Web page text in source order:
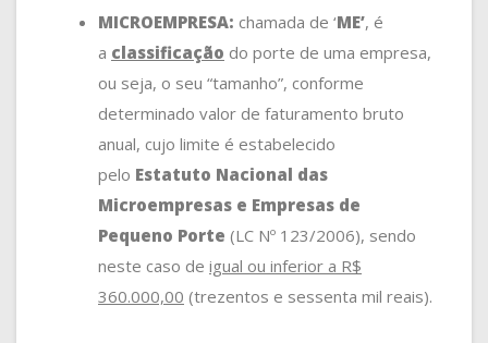
MICROEMPRESA: chamada de ‘ME’, é
a classificação do porte de uma empresa,
ou seja, o seu “tamanho”, conforme
determinado valor de faturamento bruto
anual, cujo limite é estabelecido
pelo Estatuto Nacional das
Microempresas e Empresas de
Pequeno Porte (LC Nº 123/2006), sendo
neste caso de igual ou inferior a R$
360.000,00 (trezentos e sessenta mil reais).